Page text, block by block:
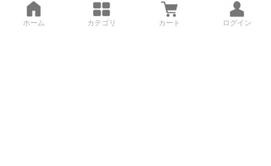
ホーム カテゴリ カート ログイン